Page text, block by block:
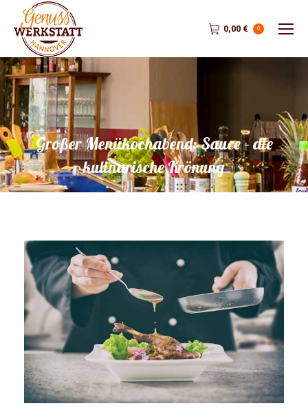
0,00 € 0
Großer Menükochabend: Sauce – die
kulinarische Krönung